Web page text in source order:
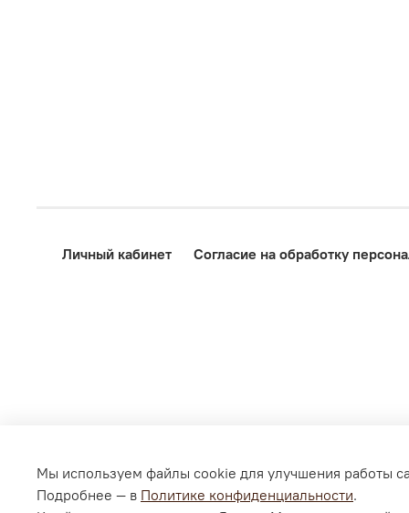
Личный кабинет Согласие на обработку
Мы используем файлы cookie для улучшения работы
Подробнее — в Политике конфиденциальности.